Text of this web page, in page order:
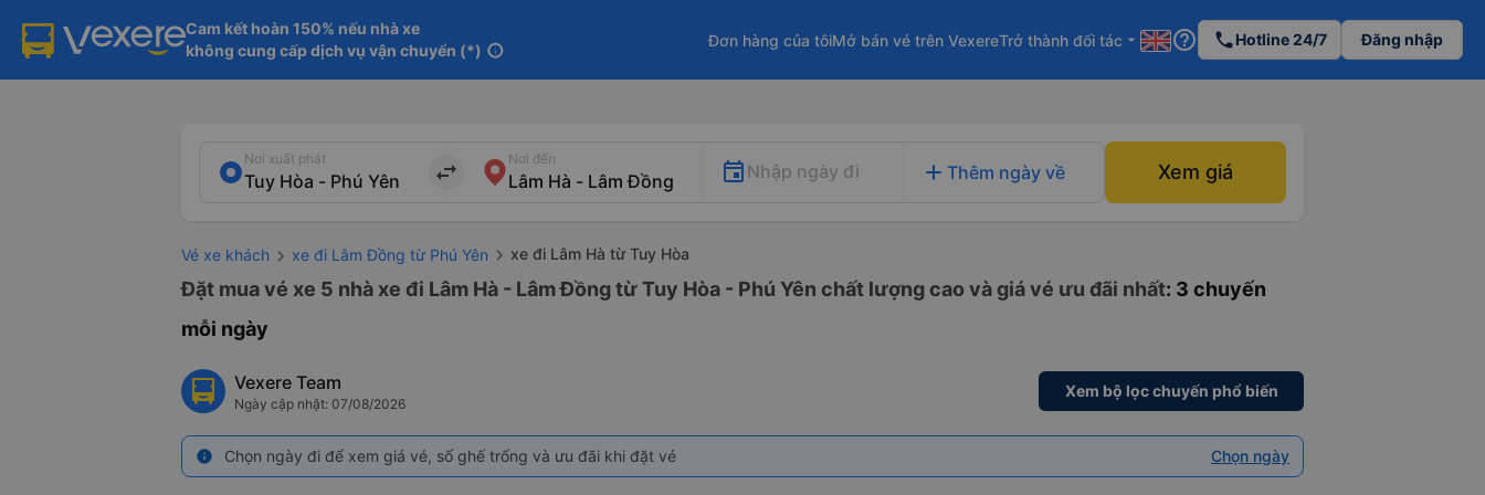
Cam kết hoàn 150% nếu nhà xe
không cung cấp dịch vụ vận chuyển (*) info
Đơn hàng của tôiMở bán vé trên VexereTrở thành đối tác arrow_drop_down help_outline phoneHotline 24/7 Đăng nhập
Nơi xuất phát
import_export
Nơi đến
Nhập ngày đi add Thêm ngày về Xem giá
Vé xe khách xe đi Lâm Đồng từ Phú Yên xe đi Lâm Hà từ Tuy Hòa
Đặt mua vé xe 5 nhà xe đi Lâm Hà - Lâm Đồng từ Tuy Hòa - Phú Yên chất lượng cao và giá vé ưu đãi nhất: 3 chuyến
mỗi ngày
Vexere Team
Ngày cập nhật: 07/08/2026
Xem bộ lọc chuyến phổ biến
info Chọn ngày đi để xem giá vé, số ghế trống và ưu đãi khi đặt vé Chọn ngày